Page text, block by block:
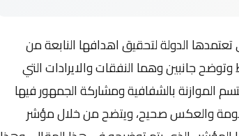
الدولة لتحقيق اهدافها النابعة من
جانبين وهما النفقات والايرادات التي
الموازنة بالشفافية ومشاركة الجمهور فيها
والعكس صحيح، ويتضح من خلال مؤشر